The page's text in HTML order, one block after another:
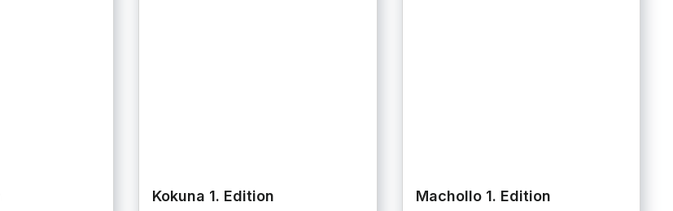
Kokuna 1. Edition Machollo 1. Edition